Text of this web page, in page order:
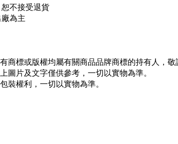
不接受退貨
為主
商標或版權均屬有關商品品牌商標的持有人，敬
圖片及文字僅供參考，一切以實物為準。
裝權利，一切以實物為準。